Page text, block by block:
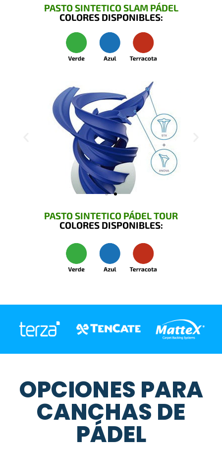
PASTO SINTETICO SLAM PÁDEL
COLORES DISPONIBLES:
PASTO SINTETICO PÁDEL TOUR
COLORES DISPONIBLES:
OPCIONES PARA
CANCHAS DE
PÁDEL